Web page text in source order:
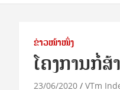
ຂ່າວໜ້າໜຶ່ງ
ໂຄງການກໍ່ສ້
23/06/2020 VTm